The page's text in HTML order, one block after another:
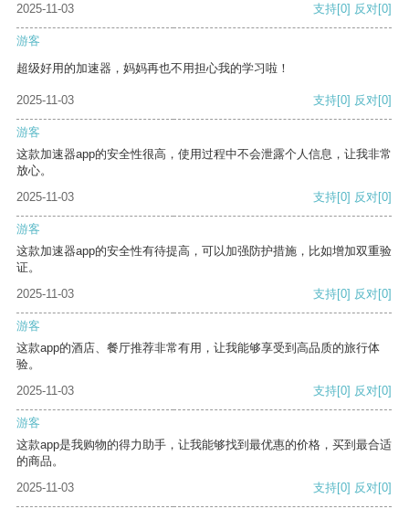
2025-11-03 支持[0] 反对[0]
游客
超级好用的加速器，妈妈再也不用担心我的学习啦！
2025-11-03 支持[0] 反对[0]
游客
这款加速器app的安全性很高，使用过程中不会泄露个人信息，让我非常
放心。
2025-11-03
支持[0] 反对[0]
游客
这款加速器app的安全性有待提高，可以加强防护措施，比如增加双重验
证。
2025-11-03
支持[0] 反对[0]
游客
这款app的酒店、餐厅推荐非常有用，让我能够享受到高品质的旅行体
验。
2025-11-03
支持[0] 反对[0]
游客
这款app是我购物的得力助手，让我能够找到最优惠的价格，买到最合适
的商品。
2025-11-03
支持[0] 反对[0]